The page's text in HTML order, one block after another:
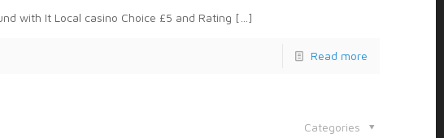
with It Local casino Choice £5 and Rating […]
Read more
Categories